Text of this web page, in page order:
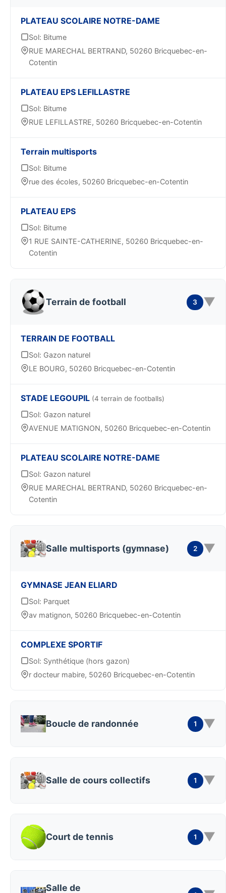
PLATEAU SCOLAIRE NOTRE-DAME
Sol: Bitume
RUE MARECHAL BERTRAND, 50260 Bricquebec-en-
Cotentin
PLATEAU EPS LEFILLASTRE
Sol: Bitume
RUE LEFILLASTRE, 50260 Bricquebec-en-Cotentin
Terrain multisports
Sol: Bitume
rue des écoles, 50260 Bricquebec-en-Cotentin
PLATEAU EPS
Sol: Bitume
1 RUE SAINTE-CATHERINE, 50260 Bricquebec-en-
Cotentin
Terrain de football 3 ▼
TERRAIN DE FOOTBALL
Sol: Gazon naturel
LE BOURG, 50260 Bricquebec-en-Cotentin
STADE LEGOUPIL (4 terrain de footballs)
Sol: Gazon naturel
AVENUE MATIGNON, 50260 Bricquebec-en-Cotentin
PLATEAU SCOLAIRE NOTRE-DAME
Sol: Gazon naturel
RUE MARECHAL BERTRAND, 50260 Bricquebec-en-
Cotentin
Salle multisports (gymnase) 2 ▼
GYMNASE JEAN ELIARD
Sol: Parquet
av matignon, 50260 Bricquebec-en-Cotentin
COMPLEXE SPORTIF
Sol: Synthétique (hors gazon)
r docteur mabire, 50260 Bricquebec-en-Cotentin
Boucle de randonnée 1 ▼
Salle de cours collectifs 1 ▼
Court de tennis 1 ▼
Salle de